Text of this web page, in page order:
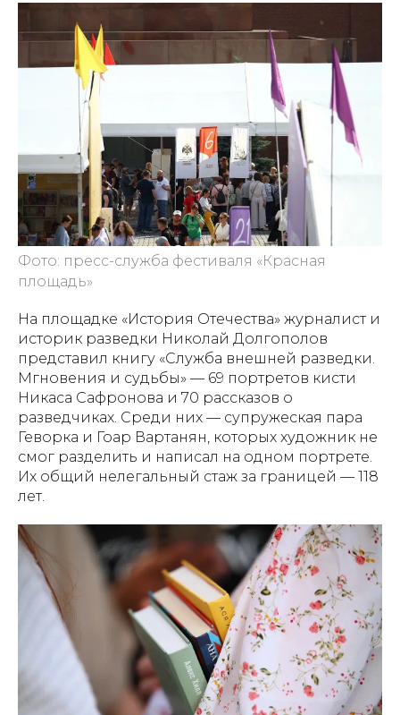
Фото: пресс-служба фестиваля «Красная
площадь»
На площадке «История Отечества» журналист и
историк разведки Николай Долгополов
представил книгу «Служба внешней разведки.
Мгновения и судьбы» — 69 портретов кисти
Никаса Сафронова и 70 рассказов о
разведчиках. Среди них — супружеская пара
Геворка и Гоар Вартанян, которых художник не
смог разделить и написал на одном портрете.
Их общий нелегальный стаж за границей — 118
лет.